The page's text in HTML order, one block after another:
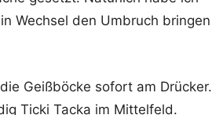
Wechsel den Umbruch bringen
Geißböcke sofort am Drücker.
Ticki Tacka im Mittelfeld.